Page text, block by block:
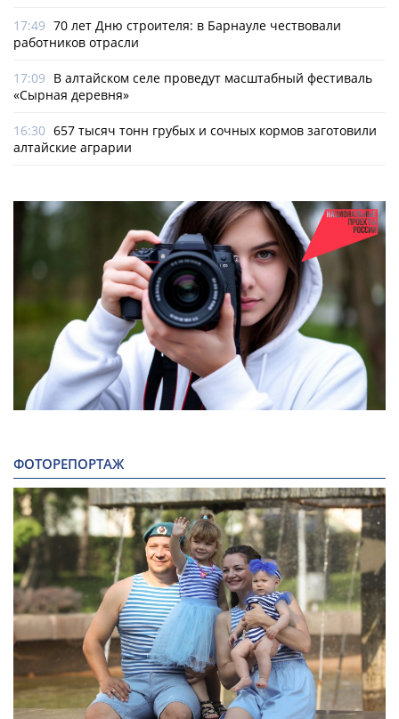
17:49 70 лет Дню строителя: в Барнауле чествовали
работников отрасли
17:09 В алтайском селе проведут масштабный фестиваль
«Сырная деревня»
16:30 657 тысяч тонн грубых и сочных кормов заготовили
алтайские аграрии
ФОТОРЕПОРТАЖ